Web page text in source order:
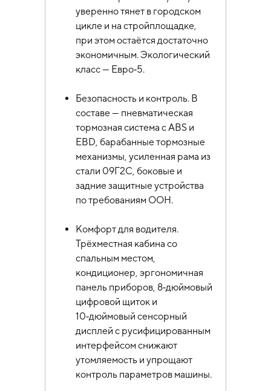
уверенно тянет в городском
цикле и на стройплощадке,
при этом остаётся достаточно
экономичным. Экологический
класс — Евро‑5.
Безопасность и контроль. В
составе — пневматическая
тормозная система с ABS и
EBD, барабанные тормозные
механизмы, усиленная рама из
стали 09Г2С, боковые и
задние защитные устройства
по требованиям ООН.
Комфорт для водителя.
Трёхместная кабина со
спальным местом,
кондиционер, эргономичная
панель приборов, 8‑дюймовый
цифровой щиток и
10‑дюймовый сенсорный
дисплей с русифицированным
интерфейсом снижают
утомляемость и упрощают
контроль параметров машины.